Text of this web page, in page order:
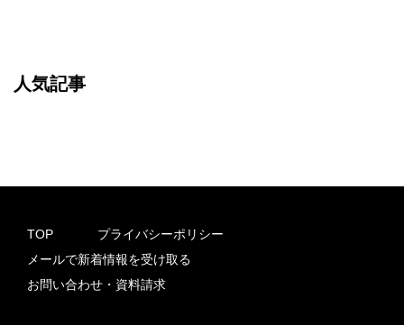
人気記事
TOP
プライバシーポリシー
メールで新着情報を受け取る
お問い合わせ・資料請求